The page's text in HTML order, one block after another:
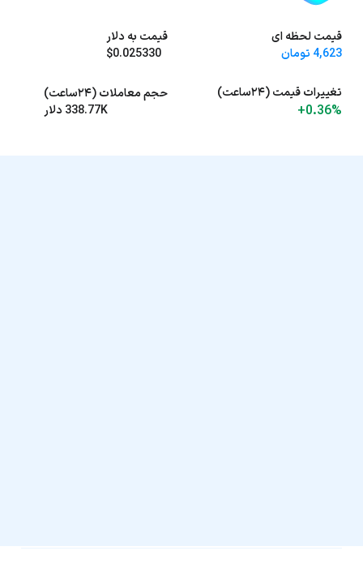
قیمت لحظه ای
4,623 تومان
قیمت به دلار
$0.025330
تغییرات قیمت (۲۴ساعت)
+0.36%
حجم معاملات (۲۴ساعت)
338.77K دلار